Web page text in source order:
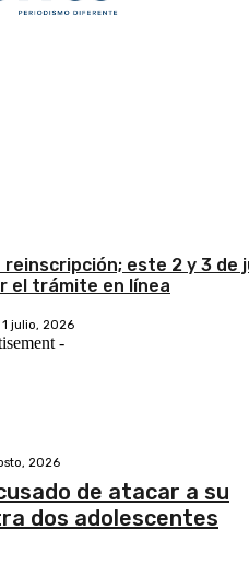
este 2 y 3 de
el trámite en línea
1 julio, 2026
-
2026
de atacar a su
dos adolescentes